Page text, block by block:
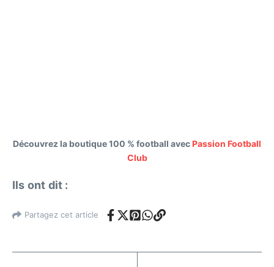
Découvrez la boutique 100 % football avec Passion Football
Club
Ils ont dit :
Partagez cet article